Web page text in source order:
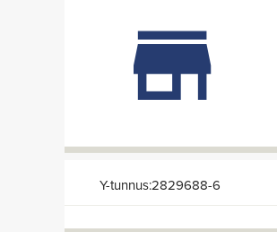
Y-tunnus:2829688-6